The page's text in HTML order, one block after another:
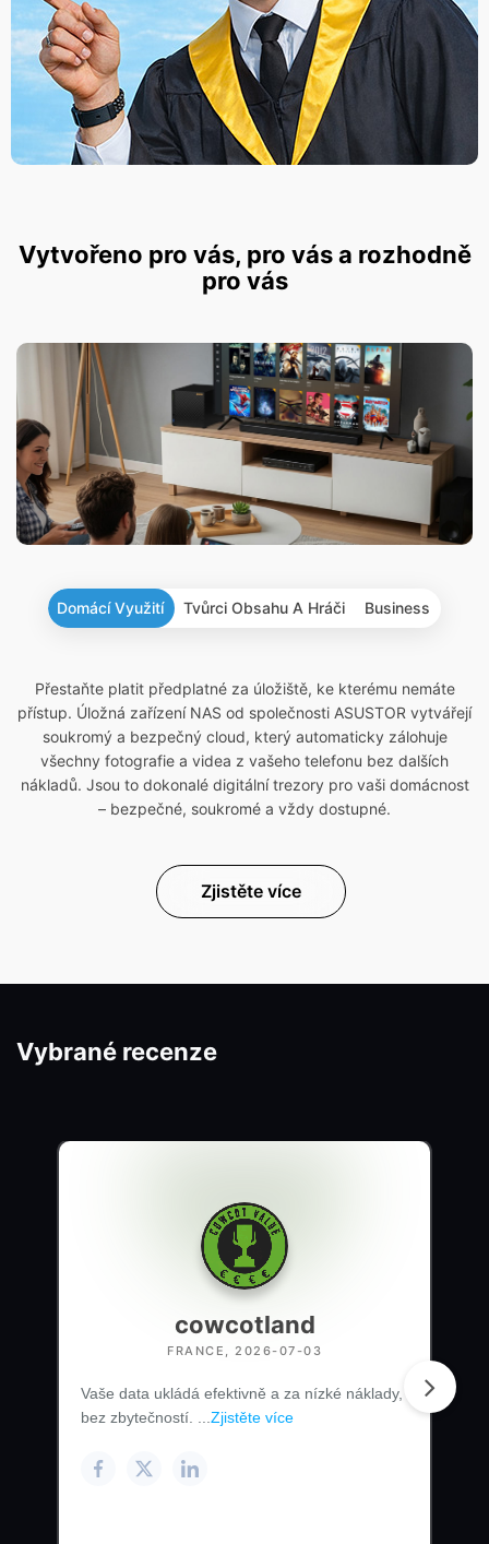
Vytvořeno pro vás, pro vás a rozhodně
pro vás
Domácí Využití Tvůrci Obsahu A Hráči Business
Přestaňte platit předplatné za úložiště, ke kterému nemáte
přístup. Úložná zařízení NAS od společnosti ASUSTOR vytvářejí
soukromý a bezpečný cloud, který automaticky zálohuje
všechny fotografie a videa z vašeho telefonu bez dalších
nákladů. Jsou to dokonalé digitální trezory pro vaši domácnost
– bezpečné, soukromé a vždy dostupné.
Zjistěte více
Vybrané recenze
cowcotland
FRANCE, 2026-07-03
Vaše data ukládá efektivně a za nízké náklady,
bez zbytečností. ... Zjistěte více